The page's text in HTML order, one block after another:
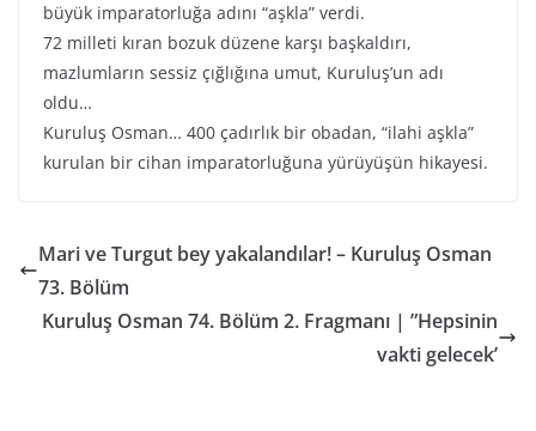
büyük imparatorluğa adını “aşkla” verdi.
72 milleti kıran bozuk düzene karşı başkaldırı,
mazlumların sessiz çığlığına umut, Kuruluş’un adı
oldu…
Kuruluş Osman… 400 çadırlık bir obadan, “ilahi aşkla”
kurulan bir cihan imparatorluğuna yürüyüşün hikayesi.
Mari ve Turgut bey yakalandılar! – Kuruluş Osman
73. Bölüm
Kuruluş Osman 74. Bölüm 2. Fragmanı | ”Hepsinin
vakti gelecek’